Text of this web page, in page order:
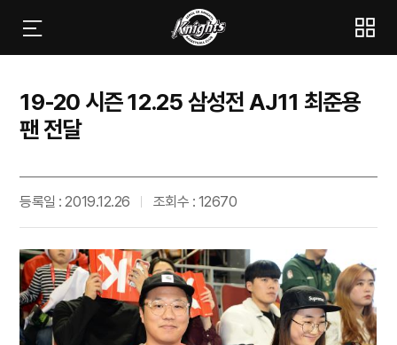
19-20 시즌 12.25 삼성전 AJ11 최준용
팬 전달
등록일 : 2019.12.26 조회수 : 12670